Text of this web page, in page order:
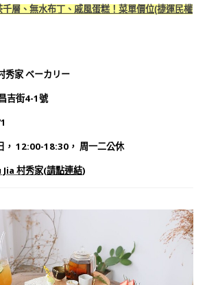
層、無水布丁、戚風蛋糕！菜單價位(捷運民權
秀家 ベーカリー
吉街4-1號
， 12:00-18:30， 周一二公休
村秀家(請點連結)